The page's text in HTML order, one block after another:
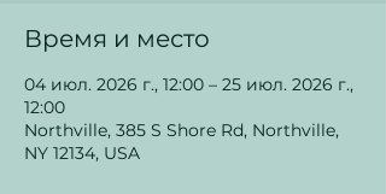
Время и место
04 июл. 2026 г., 12:00 – 25 июл. 2026 г.,
12:00
Northville, 385 S Shore Rd, Northville,
NY 12134, USA